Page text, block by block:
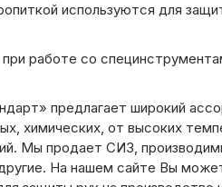
используются для
работе со
предлагает широкий
химических, от высоких
Мы продает СИЗ,
На нашем сайте Вы